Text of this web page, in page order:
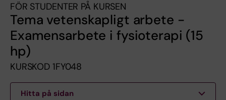
FÖR STUDENTER PÅ KURSEN
Tema vetenskapligt arbete -
Examensarbete i fysioterapi (15
hp)
KURSKOD 1FY048
Hitta på sidan